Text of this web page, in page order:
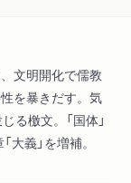
文明開化で儒教
を暴きだす。気
る檄文。「国体」
大義」を増補。